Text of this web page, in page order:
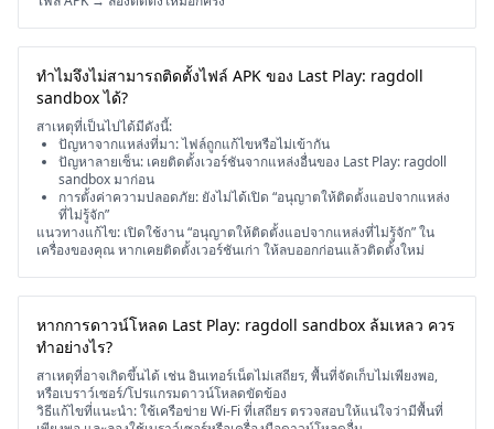
ทำไมจึงไม่สามารถติดตั้งไฟล์ APK ของ Last Play: ragdoll
sandbox ได้?
สาเหตุที่เป็นไปได้มีดังนี้:
ปัญหาจากแหล่งที่มา: ไฟล์ถูกแก้ไขหรือไม่เข้ากัน
ปัญหาลายเซ็น: เคยติดตั้งเวอร์ชันจากแหล่งอื่นของ Last Play: ragdoll
sandbox มาก่อน
การตั้งค่าความปลอดภัย: ยังไม่ได้เปิด “อนุญาตให้ติดตั้งแอปจากแหล่ง
ที่ไม่รู้จัก”
แนวทางแก้ไข: เปิดใช้งาน “อนุญาตให้ติดตั้งแอปจากแหล่งที่ไม่รู้จัก” ใน
เครื่องของคุณ หากเคยติดตั้งเวอร์ชันเก่า ให้ลบออกก่อนแล้วติดตั้งใหม่
หากการดาวน์โหลด Last Play: ragdoll sandbox ล้มเหลว ควร
ทำอย่างไร?
สาเหตุที่อาจเกิดขึ้นได้ เช่น อินเทอร์เน็ตไม่เสถียร, พื้นที่จัดเก็บไม่เพียงพอ,
หรือเบราว์เซอร์/โปรแกรมดาวน์โหลดขัดข้อง
วิธีแก้ไขที่แนะนำ: ใช้เครือข่าย Wi-Fi ที่เสถียร ตรวจสอบให้แน่ใจว่ามีพื้นที่